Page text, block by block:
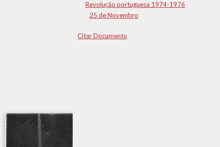
Revolução portuguesa 1974-1976
25 de Novembro
Citar Documento